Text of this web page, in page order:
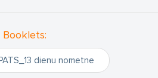
gan deju kustībās, gan runas
ābeci un brīvu improvizāciju.
tā atveras katram individuāli.
gadu jūnijā organizē dzīvespriecīgās
Booklets:
dienu nometne